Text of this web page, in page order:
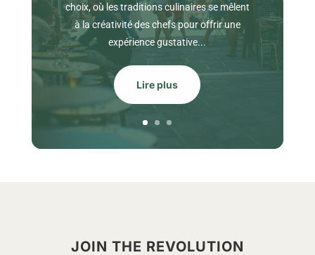
choix, où les traditions culinaires se mêlent
à la créativité des chefs pour offrir une
expérience gustative...
Lire plus
JOIN THE REVOLUTION